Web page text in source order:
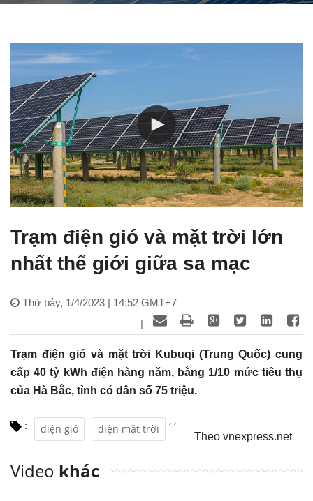
Trạm điện gió và mặt trời lớn
nhất thế giới giữa sa mạc
Thứ bảy, 1/4/2023 | 14:52 GMT+7
|
Trạm điện gió và mặt trời Kubuqi (Trung Quốc) cung
cấp 40 tỷ kWh điện hàng năm, bằng 1/10 mức tiêu thụ
của Hà Bắc, tỉnh có dân số 75 triệu.
Theo vnexpress.net
: điện gió
,
điện mặt trời
,
Video khác